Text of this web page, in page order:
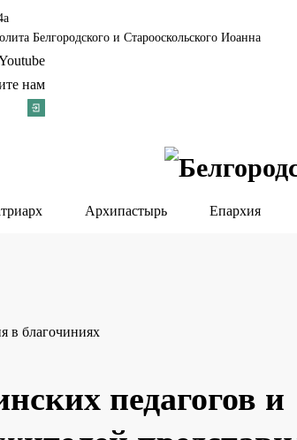
Белгородского и Старооскольского Иоанна
Архипастырь Епархия
в благочиниях
педагогов и